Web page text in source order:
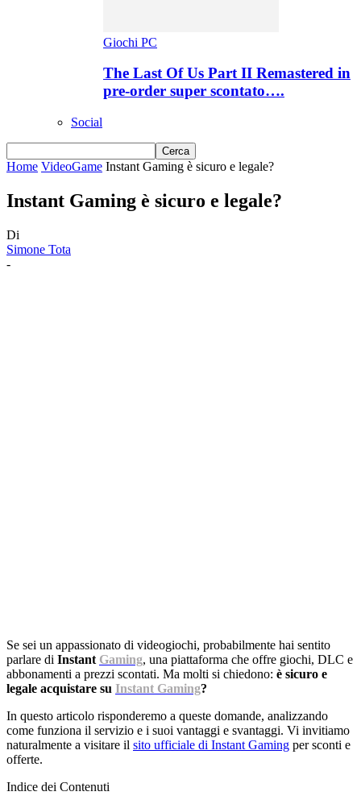
Giochi PC
The Last Of Us Part II Remastered in
pre-order super scontato….
Social
Home VideoGame Instant Gaming è sicuro e legale?
Instant Gaming è sicuro e legale?
Di
Simone Tota
-
Se sei un appassionato di videogiochi, probabilmente hai sentito
parlare di Instant Gaming, una piattaforma che offre giochi, DLC e
abbonamenti a prezzi scontati. Ma molti si chiedono: è sicuro e
legale acquistare su Instant Gaming?
In questo articolo risponderemo a queste domande, analizzando
come funziona il servizio e i suoi vantaggi e svantaggi. Vi invitiamo
naturalmente a visitare il sito ufficiale di Instant Gaming per sconti e
offerte.
Indice dei Contenuti